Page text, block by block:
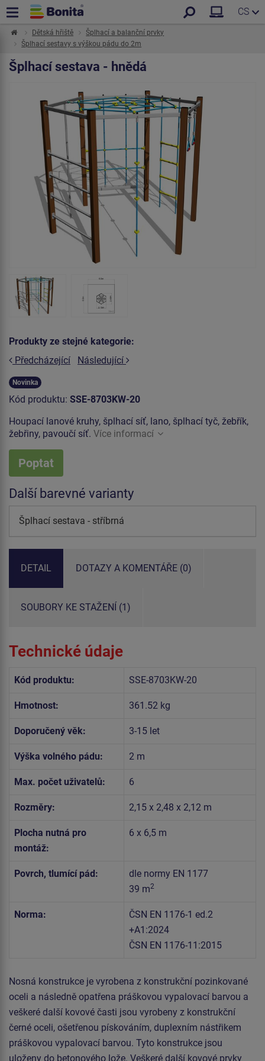
CS
Dětská hřiště
Šplhací a balanční prvky
Šplhací sestavy s výškou pádu do 2m
Šplhací sestava - hnědá
Produkty ze stejné kategorie:
Předcházející
Následující
Novinka
Kód produktu: SSE-8703KW-20
Houpací lanové kruhy, šplhací síť, lano, šplhací tyč, žebřík,
žebřiny, pavoučí síť. Více informací
Poptat
Další barevné varianty
Šplhací sestava - stříbrná
DETAIL DOTAZY A KOMENTÁŘE (0)
SOUBORY KE STAŽENÍ (1)
Technické údaje
Kód produktu: SSE-8703KW-20
Hmotnost: 361.52 kg
Doporučený věk: 3-15 let
Výška volného pádu: 2 m
Max. počet uživatelů: 6
Rozměry: 2,15 x 2,48 x 2,12 m
Plocha nutná pro
montáž:
6 x 6,5 m
Povrch, tlumící pád:
dle normy EN 1177
39 m2
Norma:
ČSN EN 1176-1 ed.2
+A1:2024
ČSN EN 1176-11:2015
Nosná konstrukce je vyrobena z konstrukční pozinkované
oceli a následně opatřena práškovou vypalovací barvou a
veškeré další kovové časti jsou vyrobeny z konstrukční
černé oceli, ošetřenou pískováním, duplexním nástřikem
práškovou vypalovací barvou. Tyto konstrukce jsou
uloženy do betonového lože. Veškeré další kovové prvky